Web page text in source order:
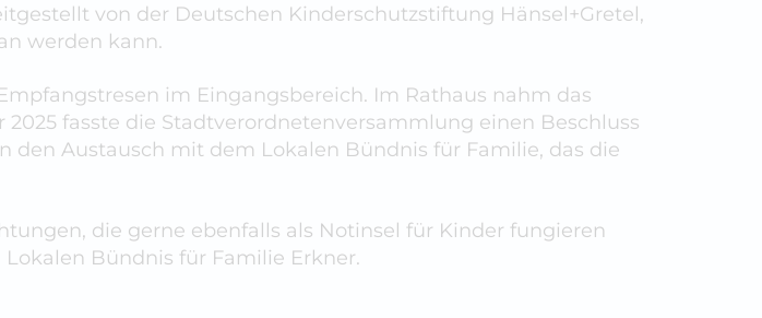
von der Deutschen Kinderschutzstiftung Hänsel+Gretel,
werden kann.
im Eingangsbereich. Im Rathaus nahm das
fasste die Stadtverordnetenversammlung einen Beschluss
Austausch mit dem Lokalen Bündnis für Familie, das die
die gerne ebenfalls als Notinsel für Kinder fungieren
Bündnis für Familie Erkner.